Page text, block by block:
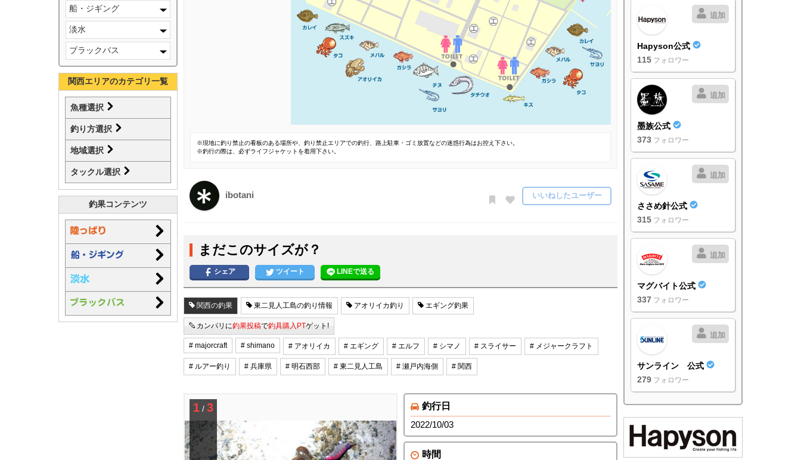
船・ジギング
淡水
ブラックバス
関西エリアのカテゴリ一覧
魚種選択
釣り方選択
地域選択
タックル選択
釣果コンテンツ
※現地に釣り禁止の看板のある場所や、釣り禁止エリアでの釣行、路上駐車・ゴミ放置などの迷惑行為はお控え下さい。
※釣行の際は、必ずライフジャケットを着用下さい。
ibotani いいねしたユーザー
まだこのサイズが？
シェア ツイート LINEで送る
関西の釣果 東二見人工島の釣り情報 アオリイカ釣り エギング釣果
カンパリに釣果投稿で釣具購入PTゲット!
# majorcraft # shimano # アオリイカ # エギング # エルフ # シマノ # スライサー # メジャークラフト
# ルアー釣り # 兵庫県 # 明石西部 # 東二見人工島 # 瀬戸内海側 # 関西
1 / 3
釣行日
2022/10/03
時間
追加
Hapyson公式
115 フォロワー
追加
墨族公式
373 フォロワー
追加
ささめ針公式
315 フォロワー
追加
マグバイト公式
337 フォロワー
追加
サンライン 公式
279 フォロワー